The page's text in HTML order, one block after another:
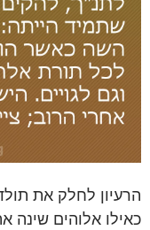
הרעיון לחלק את
כאילו אלוהים שינה